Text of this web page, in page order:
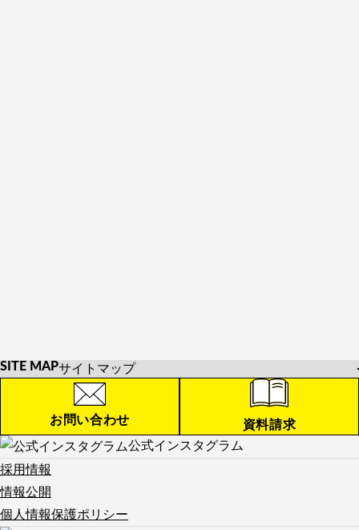
SITE MAPサイトマップ
学校紹介
学校紹介TOP
校長メッセージ
教育方針
沿革
留学制度
お問い合わせ
資料請求
公式インスタグラム
採用情報
情報公開
個人情報保護ポリシー